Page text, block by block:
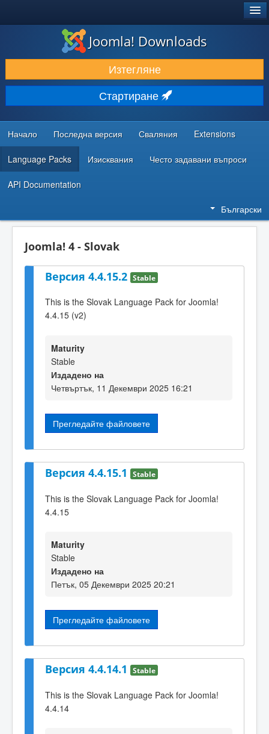
ИЗТЕГЛЯНЕ & РАЗШИРЯВАНЕ
ОТКРИВАЙТЕ & УЧЕТЕ
ОБЩНОСТ & ПОДДРЪЖКА
РЕСУРСИ ЗА РАЗРАБОТКА
Joomla! Downloads
Изтегляне
Стартиране
Начало Последна версия Сваляния Extensions
Language Packs Изисквания Често задавани въпроси
API Documentation
Български
Joomla! 4 - Slovak
Версия 4.4.15.2 Stable
This is the Slovak Language Pack for Joomla!
4.4.15 (v2)
Maturity
Stable
Издадено на
Четвъртък, 11 Декември 2025 16:21
Прегледайте файловете
Версия 4.4.15.1 Stable
This is the Slovak Language Pack for Joomla!
4.4.15
Maturity
Stable
Издадено на
Петък, 05 Декември 2025 20:21
Прегледайте файловете
Версия 4.4.14.1 Stable
This is the Slovak Language Pack for Joomla!
4.4.14